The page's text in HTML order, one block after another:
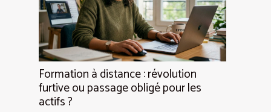
Formation à distance : révolution
furtive ou passage obligé pour les
actifs ?